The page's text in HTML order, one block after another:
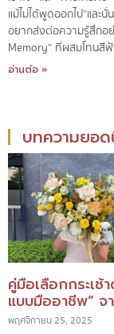
แม้ไม่ได้พูดออกไป”และ
อยากส่งต่อความรู้สึกอ
Memory” ที่ผสมโทนสี
อ่านต่อ »
บทความยอ
คู่มือเลือกกระเ
แบบมืออาชีพ” จ
พฤศจิกายน 25, 2025